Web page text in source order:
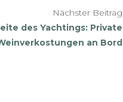
Nächster Beitrag
des Yachtings: Private
an Bord